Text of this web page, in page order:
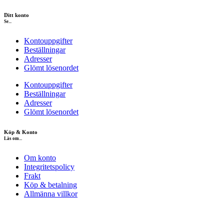
Ditt konto
Se...
Kontouppgifter
Beställningar
Adresser
Glömt lösenordet
Kontouppgifter
Beställningar
Adresser
Glömt lösenordet
Köp & Konto
Läs om...
Om konto
Integritetspolicy
Frakt
Köp & betalning
Allmänna villkor